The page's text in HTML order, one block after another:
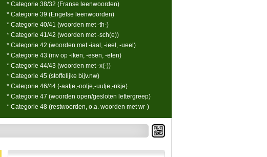
* Categorie 38/32 (Franse leenwoorden)
* Categorie 39 (Engelse leenwoorden)
* Categorie 40/41 (woorden met -th-)
* Categorie 41/42 (woorden met -sch(e))
* Categorie 42 (woorden met -iaal, -ieel, -ueel)
* Categorie 43 (mv op -iken, -esen, -eten)
* Categorie 44/43 (woorden met -x(-))
* Categorie 45 (stoffelijke bijv.nw)
* Categorie 46/44 (-aatje,-ootje,-uutje,-nkje)
* Categorie 47 (woorden open/gesloten lettergreep)
* Categorie 48 (restwoorden, o.a. woorden met wr-)